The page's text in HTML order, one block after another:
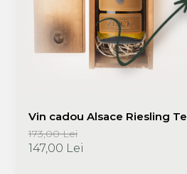
Vin cadou Alsace Riesling Terroir 2017 750ml +
cutie lemn - Domaine Zinck
cadou
173,00 Lei
147,00 Lei